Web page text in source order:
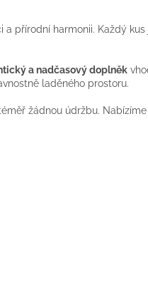
a přírodní harmonii. Každý kus
a nadčasový doplněk
laděného prostoru.
žádnou údržbu.